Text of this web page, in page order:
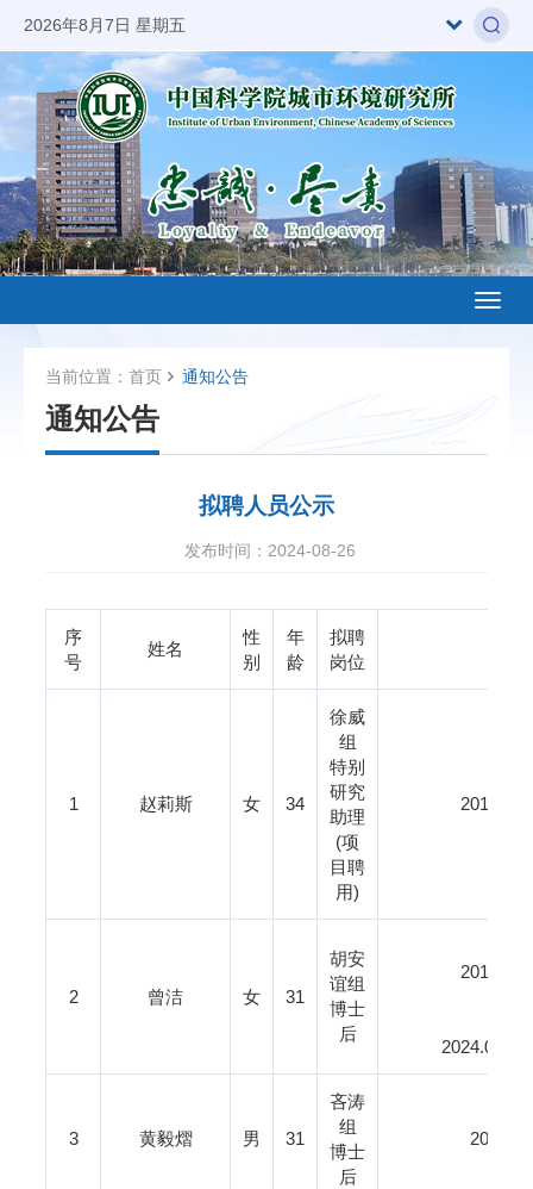
2026年8月7日 星期五
当前位置： 首页 通知公告
通知公告
拟聘人员公示
发布时间：2024-08-26
序
号
姓名
性
别
年
龄
拟聘
岗位
1 赵莉斯 女 34
徐威
组
特别
研究
助理
(项
目聘
用)
2 曾洁 女 31
胡安
谊组
博士
后
2024.05至
3 黄毅熠 男 31
吝涛
组
博士
后